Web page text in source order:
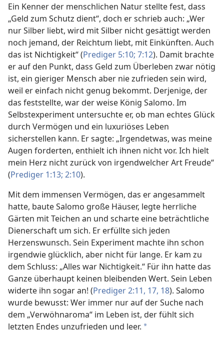
Ein Kenner der menschlichen Natur stellte fest, dass
„Geld zum Schutz dient“, doch er schrieb auch: „Wer
nur Silber liebt, wird mit Silber nicht gesättigt werden
noch jemand, der Reichtum liebt, mit Einkünften. Auch
das ist Nichtigkeit“ (Prediger 5:10; 7:12). Damit brachte
er auf den Punkt, dass Geld zum Überleben zwar nötig
ist, ein gieriger Mensch aber nie zufrieden sein wird,
weil er einfach nicht genug bekommt. Derjenige, der
das feststellte, war der weise König Salomo. Im
Selbstexperiment untersuchte er, ob man echtes Glück
durch Vermögen und ein luxuriöses Leben
sicherstellen kann. Er sagte: „Irgendetwas, was meine
Augen forderten, enthielt ich ihnen nicht vor. Ich hielt
mein Herz nicht zurück von irgendwelcher Art Freude“
(Prediger 1:13; 2:10).
Mit dem immensen Vermögen, das er angesammelt
hatte, baute Salomo große Häuser, legte herrliche
Gärten mit Teichen an und scharte eine beträchtliche
Dienerschaft um sich. Er erfüllte sich jeden
Herzenswunsch. Sein Experiment machte ihn schon
irgendwie glücklich, aber nicht für lange. Er kam zu
dem Schluss: „Alles war Nichtigkeit.“ Für ihn hatte das
Ganze überhaupt keinen bleibenden Wert. Sein Leben
widerte ihn sogar an! (Prediger 2:11, 17, 18). Salomo
wurde bewusst: Wer immer nur auf der Suche nach
dem „Verwöhnaroma“ im Leben ist, der fühlt sich
letzten Endes unzufrieden und leer. *